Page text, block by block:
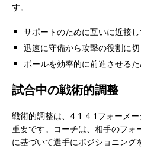
す。
サポートのために互いに近接し
迅速に守備から攻撃の役割に切
ボールを効率的に前進させる
試合中の戦術的調整
戦術的調整は、4-1-4-1フォーメ
重要です。コーチは、相手のフォ
に基づいて選手にポジショニン